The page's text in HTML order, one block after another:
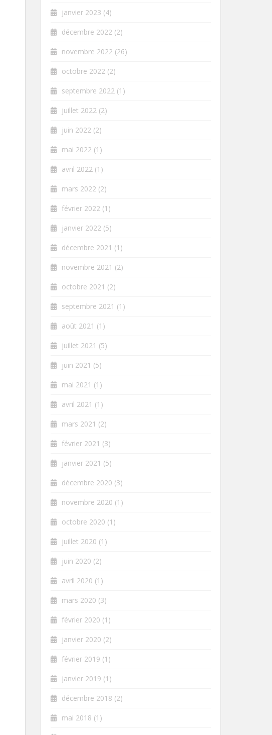
janvier 2023 (4)
décembre 2022 (2)
novembre 2022 (26)
octobre 2022 (2)
septembre 2022 (1)
juillet 2022 (2)
juin 2022 (2)
mai 2022 (1)
avril 2022 (1)
mars 2022 (2)
février 2022 (1)
janvier 2022 (5)
décembre 2021 (1)
novembre 2021 (2)
octobre 2021 (2)
septembre 2021 (1)
août 2021 (1)
juillet 2021 (5)
juin 2021 (5)
mai 2021 (1)
avril 2021 (1)
mars 2021 (2)
février 2021 (3)
janvier 2021 (5)
décembre 2020 (3)
novembre 2020 (1)
octobre 2020 (1)
juillet 2020 (1)
juin 2020 (2)
avril 2020 (1)
mars 2020 (3)
février 2020 (1)
janvier 2020 (2)
février 2019 (1)
janvier 2019 (1)
décembre 2018 (2)
mai 2018 (1)